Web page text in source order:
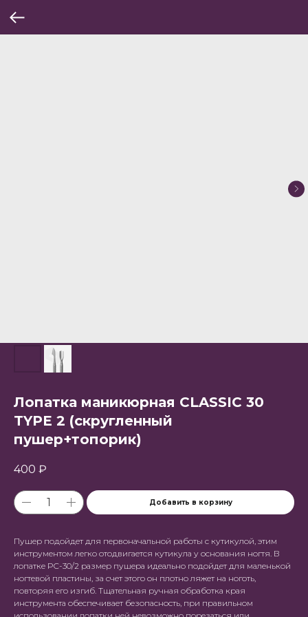
Лопатка маникюрная CLASSIC 30
TYPE 2 (скругленный
пушер+топорик)
400 ₽
Добавить в корзину
Пушер подойдет для первоначальной работы с кутикулой, этим
инструментом легко отодвигается кутикула у основания ногтя. В
лопатке PC-30/2 размер пушера идеально подойдет для маленькой
ногтевой пластины, за счет этого он плотно ляжет на ноготь,
повторяя его изгиб. Тщательная ручная обработка края
инструмента обеспечивает безопасность, при правильном